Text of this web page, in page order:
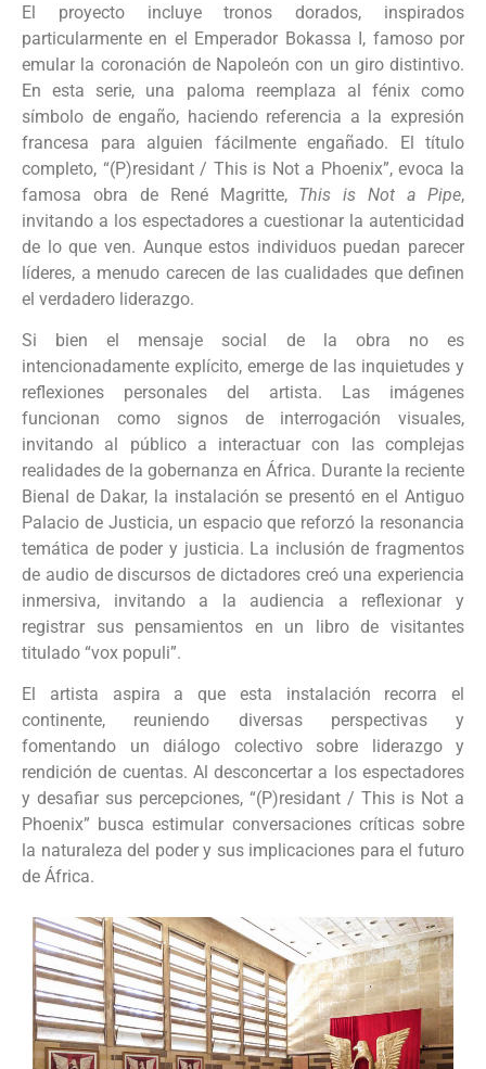
El proyecto incluye tronos dorados, inspirados
particularmente en el Emperador Bokassa I, famoso por
emular la coronación de Napoleón con un giro distintivo.
En esta serie, una paloma reemplaza al fénix como
símbolo de engaño, haciendo referencia a la expresión
francesa para alguien fácilmente engañado. El título
completo, “(P)residant / This is Not a Phoenix”, evoca la
famosa obra de René Magritte, This is Not a Pipe,
invitando a los espectadores a cuestionar la autenticidad
de lo que ven. Aunque estos individuos puedan parecer
líderes, a menudo carecen de las cualidades que definen
el verdadero liderazgo.
Si bien el mensaje social de la obra no es
intencionadamente explícito, emerge de las inquietudes y
reflexiones personales del artista. Las imágenes
funcionan como signos de interrogación visuales,
invitando al público a interactuar con las complejas
realidades de la gobernanza en África. Durante la reciente
Bienal de Dakar, la instalación se presentó en el Antiguo
Palacio de Justicia, un espacio que reforzó la resonancia
temática de poder y justicia. La inclusión de fragmentos
de audio de discursos de dictadores creó una experiencia
inmersiva, invitando a la audiencia a reflexionar y
registrar sus pensamientos en un libro de visitantes
titulado “vox populi”.
El artista aspira a que esta instalación recorra el
continente, reuniendo diversas perspectivas y
fomentando un diálogo colectivo sobre liderazgo y
rendición de cuentas. Al desconcertar a los espectadores
y desafiar sus percepciones, “(P)residant / This is Not a
Phoenix” busca estimular conversaciones críticas sobre
la naturaleza del poder y sus implicaciones para el futuro
de África.